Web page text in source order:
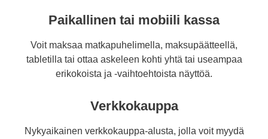
Paikallinen tai mobiili kassa
Voit maksaa matkapuhelimella, maksupäätteellä,
tabletilla tai ottaa askeleen kohti yhtä tai useampaa
erikokoista ja -vaihtoehtoista näyttöä.
Verkkokauppa
Nykyaikainen verkkokauppa-alusta, jolla voit myydä